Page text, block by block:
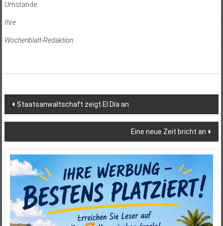
Umstände.
Ihre
Wochenblatt-Redaktion
Beitragsnavigation
Staatsanwaltschaft zeigt El Día an
Eine neue Zeit bricht an